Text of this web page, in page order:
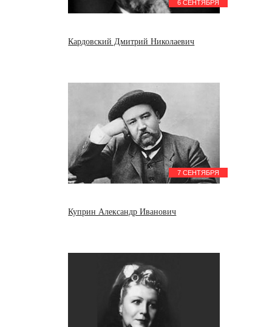
6 СЕНТЯБРЯ
Кардовский Дмитрий Николаевич
7 СЕНТЯБРЯ
Куприн Александр Иванович